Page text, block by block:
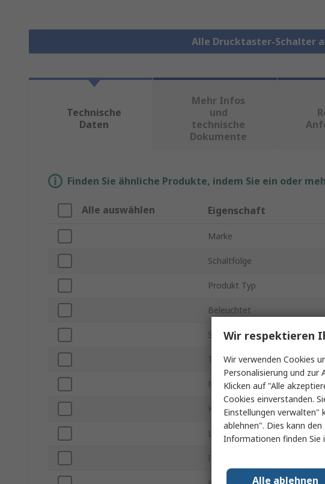
Alle Drucktaster-Schalter
Technische
Daten
Mehr Infos
und
technische
Dokumente
Finden Sie ähnliche Produkte, indem Sie ein oder
Alle auswählen Eigenschaft
Marke
Schaltfolge
Produkt Typ
Beleuchtet
Serie
Tafelausschnitt Größe
Montageart
Kontakt Konfiguration
LED Farbe
IP-Schutzart
Wir respektieren
Wir verwenden Cookies
Personalisierung und zur
Klicken auf "Alle
Cookies einverstanden.
Einstellungen verwalten"
ablehnen". Dies kann
Informationen finden Sie
Alle ablehnen